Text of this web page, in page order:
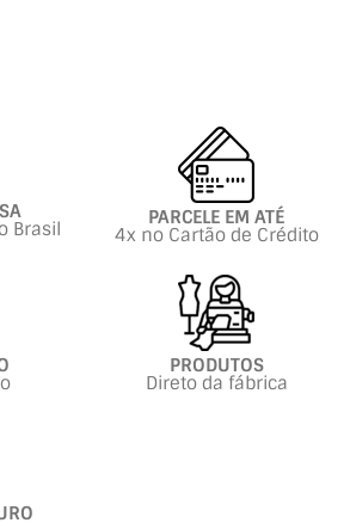
Brasil PARCELE EM ATÉ
4x no Cartão de Crédito
PRODUTOS
Direto da fábrica